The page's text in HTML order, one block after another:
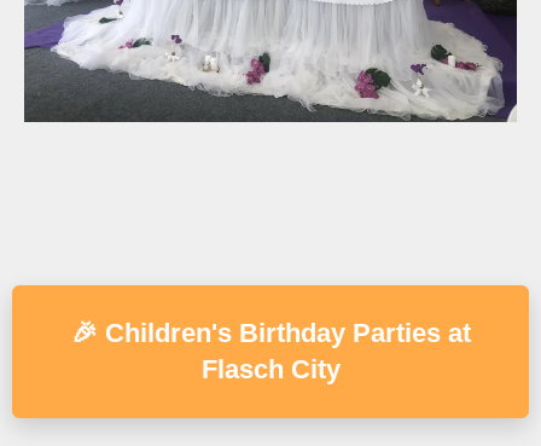
🎉 Children's Birthday Parties at
Flasch City